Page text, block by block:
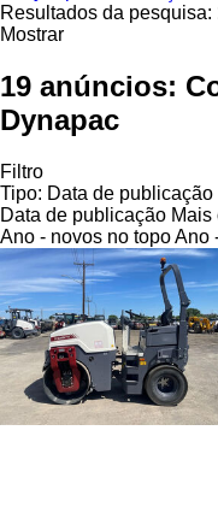
Resultados da pesquisa:
Mostrar
19 anúncios:
Dynapac
Filtro
Tipo: Data de publicação
Data de publicação Mais
Ano - novos no topoAno